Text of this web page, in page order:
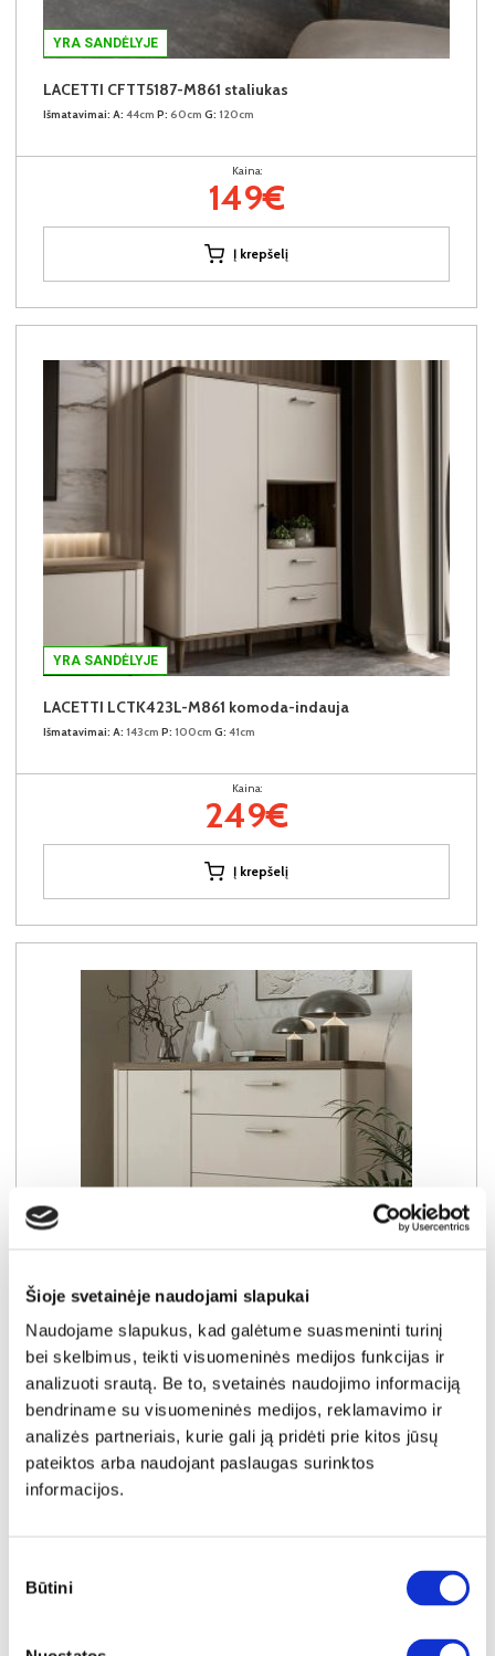
Šioje svetainėje naudojami slapukai
Naudojame slapukus, kad galėtume suasmeninti turinį
bei skelbimus, teikti visuomeninės medijos funkcijas ir
analizuoti srautą. Be to, svetainės naudojimo informaciją
bendriname su visuomeninės medijos, reklamavimo ir
analizės partneriais, kurie gali ją pridėti prie kitos jūsų
pateiktos arba naudojant paslaugas surinktos
informacijos.
pasirinkimas
Būtini
YRA SANDĖLYJE
LACETTI CFTT5187-M861 staliukas
Išmatavimai: A: 44cm P: 60cm G: 120cm
Kaina:
149€
Į krepšelį
YRA SANDĖLYJE
LACETTI LCTK423L-M861 komoda-indauja
Išmatavimai: A: 143cm P: 100cm G: 41cm
Kaina:
249€
Į krepšelį
LACETTI LCTK221L-M861 komoda-indauja
Išmatavimai: 92cm P: 120cm
Kaina:
219€